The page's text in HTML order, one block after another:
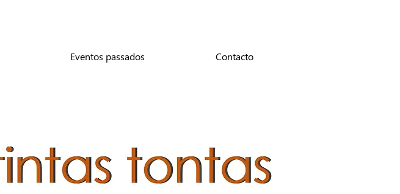
Eventos passados Contacto